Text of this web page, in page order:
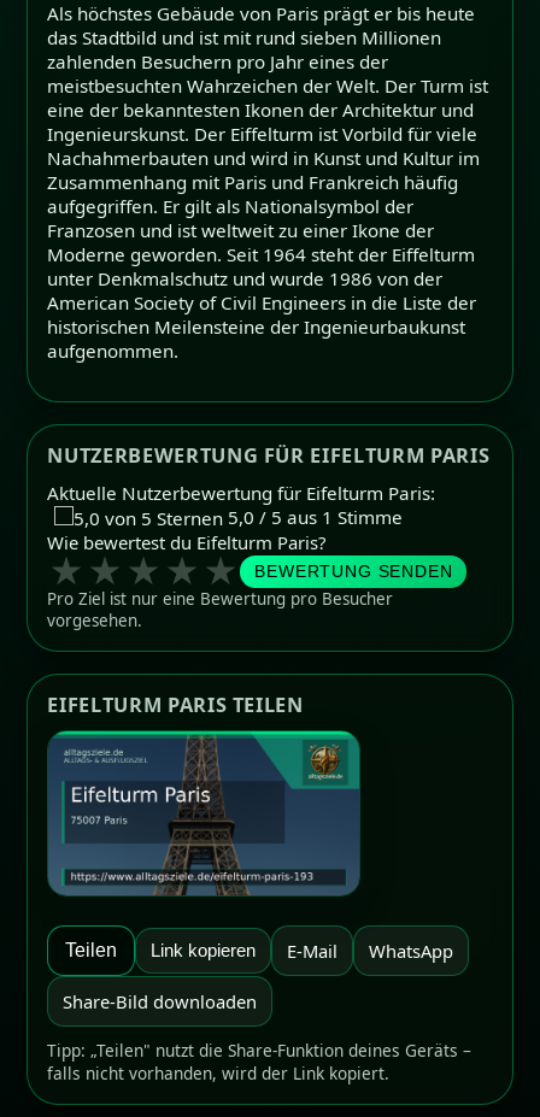
Als höchstes Gebäude von Paris prägt er bis heute
das Stadtbild und ist mit rund sieben Millionen
zahlenden Besuchern pro Jahr eines der
meistbesuchten Wahrzeichen der Welt. Der Turm ist
eine der bekanntesten Ikonen der Architektur und
Ingenieurskunst. Der Eiffelturm ist Vorbild für viele
Nachahmerbauten und wird in Kunst und Kultur im
Zusammenhang mit Paris und Frankreich häufig
aufgegriffen. Er gilt als Nationalsymbol der
Franzosen und ist weltweit zu einer Ikone der
Moderne geworden. Seit 1964 steht der Eiffelturm
unter Denkmalschutz und wurde 1986 von der
American Society of Civil Engineers in die Liste der
historischen Meilensteine der Ingenieurbaukunst
aufgenommen.
NUTZERBEWERTUNG FÜR EIFELTURM PARIS
Aktuelle Nutzerbewertung für Eifelturm Paris:
5,0 / 5 aus 1 Stimme
Wie bewertest du Eifelturm Paris?
★
★
★
★
★ BEWERTUNG SENDEN
Pro Ziel ist nur eine Bewertung pro Besucher
vorgesehen.
EIFELTURM PARIS TEILEN
Teilen Link kopieren E-Mail WhatsApp
Share-Bild downloaden
Tipp: „Teilen" nutzt die Share-Funktion deines Geräts –
falls nicht vorhanden, wird der Link kopiert.